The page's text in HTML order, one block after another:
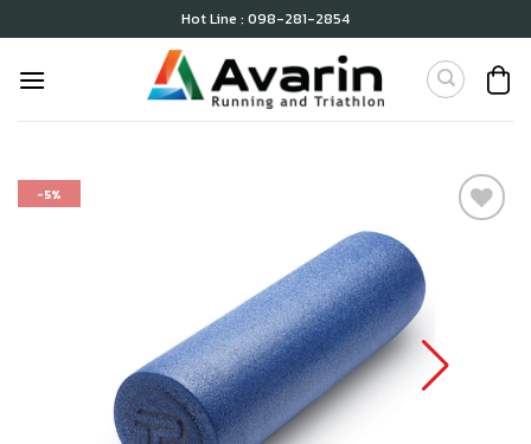
to
content
Hot Line : 098-281-2854
-5%